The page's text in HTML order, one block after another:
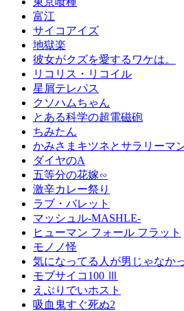
富江
サイコアイズ
地獄楽
彼女がクズを愛するワケは。
リコリス・リコイル
星屑テレパス
クソハムちゃん
とある科学の超電磁砲
ちみたん
かみさまキツネとサラリーマ
ダイヤのA
五等分の花嫁∽
激辛カレー祭り
ラブ・バレット
マッシュル-MASHLE-
ヒューマン フォール フラット
モノノ怪
気になってる人が男じゃなか
モブサイコ100 Ⅲ
えぶりでいホスト
吸血鬼すぐ死ぬ2